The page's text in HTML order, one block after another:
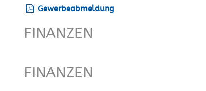
Gewerbeabmeldung
FINANZEN
FINANZEN